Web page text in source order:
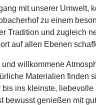
mit unserer Umwelt,
zu einem
Tradition und zugleich
auf allen Ebenen
willkommene
Materialien finden
ins kleinste,
bewusst genießen mit